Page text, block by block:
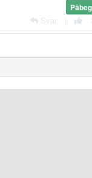
Svar